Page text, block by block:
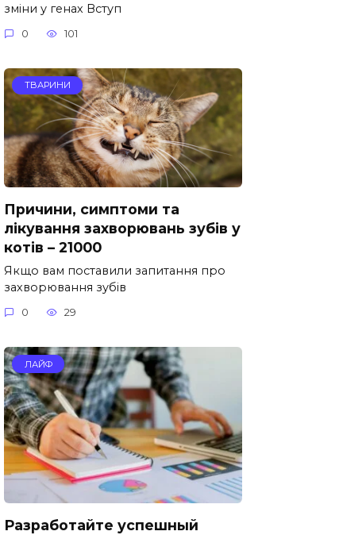
зміни у генах Вступ
0 101
ТВАРИНИ
Причини, симптоми та
лікування захворювань зубів у
котів – 21000
Якщо вам поставили запитання про
захворювання зубів
0 29
ЛАЙФ
Разработайте успешный